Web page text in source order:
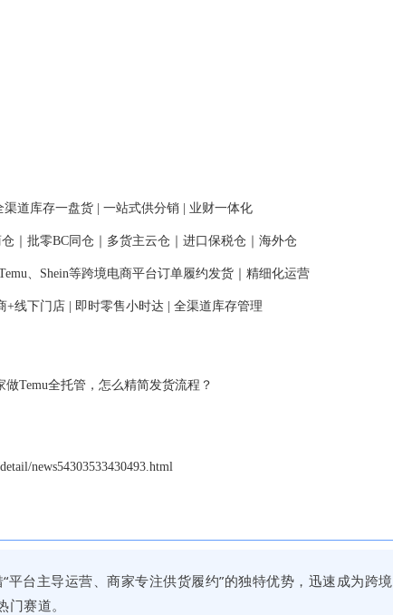
道库存一盘货 | 一站式供分销 | 业财一体化
｜批零BC同仓｜多货主云仓｜进口保税仓｜海外仓
、Shein等跨境电商平台订单履约发货｜精细化运营
+线下门店 | 即时零售小时达 | 全渠道库存管理
Temu全托管，怎么精简发货流程？
news54303533430493.html
平台主导运营、商家专注供货履约”的独特优势，迅速成为跨境
赛道。